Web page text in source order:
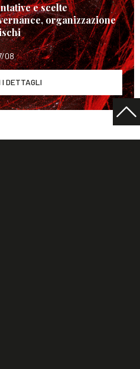
e scelte
organizzazione
08
I DETTAGLI